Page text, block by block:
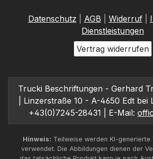
Datenschutz AGB Widerruf|
Dienstleistungen
Vertrag widerrufen
Trucki Beschriftungen - Gerhard
| Linzerstraße 10 - A-4650 Edt bei
+43(0)7245-28431 | E-Mail:
Hinweis: Teilweise werden KI-generierte
verwendet. Die Abbildungen dienen der